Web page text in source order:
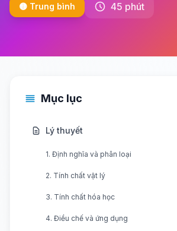
🟡 Trung bình 45 phút
Mục lục
Lý thuyết
1. Định nghĩa và phân loại
2. Tính chất vật lý
3. Tính chất hóa học
4. Điều chế và ứng dụng